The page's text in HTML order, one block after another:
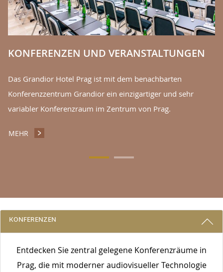
KONFERENZEN UND VERANSTALTUNGEN
Das Grandior Hotel Prag ist mit dem benachbarten
Konferenzzentrum Grandior ein einzigartiger und sehr
variabler Konferenzraum im Zentrum von Prag.
MEHR KONFERENZEN UND VERANSTALTUNGEN
3 GRÜNDE, BEI UNS ZU BLEIBEN
KONFERENZEN
Entdecken Sie zentral gelegene Konferenzräume in
Prag, die mit moderner audiovisueller Technologie